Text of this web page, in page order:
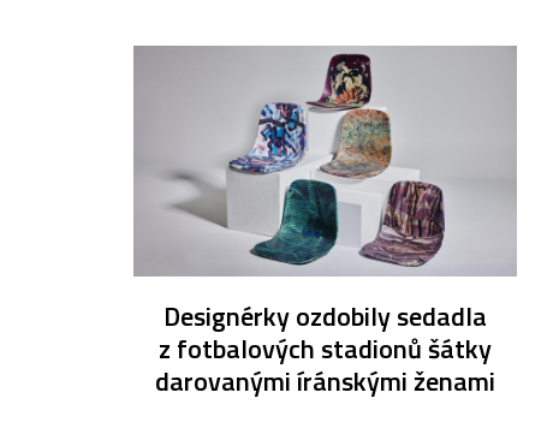
Designérky ozdobily sedadla
z fotbalových stadionů šátky
darovanými íránskými ženami